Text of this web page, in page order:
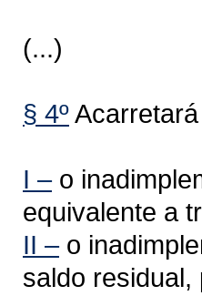
(...)
§ 4º
I –o
equivalente a
II –o
saldo